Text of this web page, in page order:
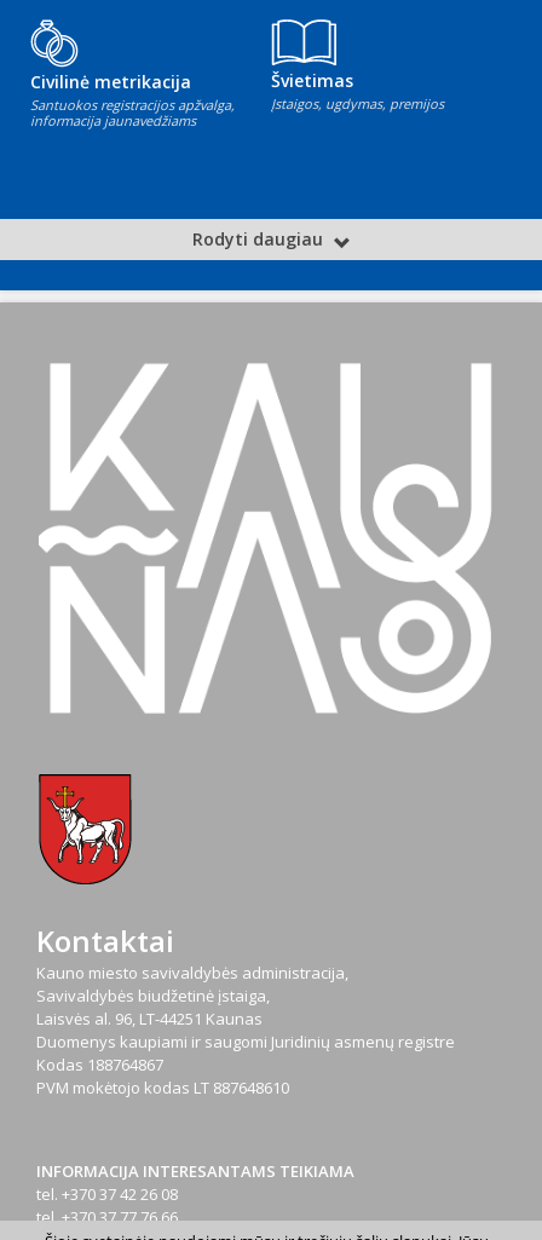
Civilinė metrikacija
Santuokos registracijos apžvalga,
informacija jaunavedžiams
Švietimas
Įstaigos, ugdymas, premijos
Rodyti daugiau
Kontaktai
Kauno miesto savivaldybės administracija,
Savivaldybės biudžetinė įstaiga,
Laisvės al. 96, LT-44251 Kaunas
Duomenys kaupiami ir saugomi Juridinių asmenų registre
Kodas 188764867
PVM mokėtojo kodas LT 887648610
INFORMACIJA INTERESANTAMS TEIKIAMA
tel. +370 37 42 26 08
tel. +370 37 77 76 66